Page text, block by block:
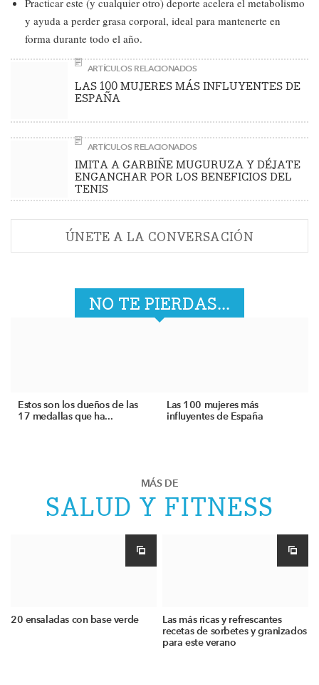
Practicar este (y cualquier otro) deporte acelera el metabolismo
y ayuda a perder grasa corporal, ideal para mantenerte en
forma durante todo el año.
ARTÍCULOS RELACIONADOS
LAS 100 MUJERES MÁS INFLUYENTES DE
ESPAÑA
ARTÍCULOS RELACIONADOS
IMITA A GARBIÑE MUGURUZA Y DÉJATE
ENGANCHAR POR LOS BENEFICIOS DEL
TENIS
ÚNETE A LA CONVERSACIÓN
NO TE PIERDAS...
Estos son los dueños de las
17 medallas que ha...
Las 100 mujeres más
influyentes de España
MÁS DE
SALUD Y FITNESS
20 ensaladas con base verde
Las más ricas y refrescantes
recetas de sorbetes y granizados
para este verano